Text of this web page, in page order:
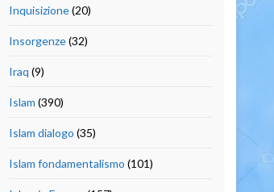
Inquisizione(20)
Insorgenze(32)
Iraq (9)
Islam (390)
Islam dialogo (35)
Islam fondamentalismo (101)